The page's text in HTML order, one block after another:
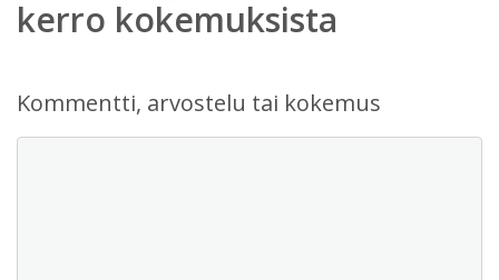
kerro kokemuksista
Kommentti, arvostelu tai kokemus